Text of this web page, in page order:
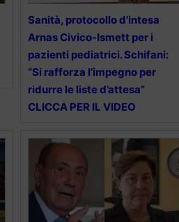
Sanità, protocollo d’intesa
Arnas Civico-Ismett per i
pazienti pediatrici. Schifani:
“Si rafforza l’impegno per
ridurre le liste d’attesa”
CLICCA PER IL VIDEO